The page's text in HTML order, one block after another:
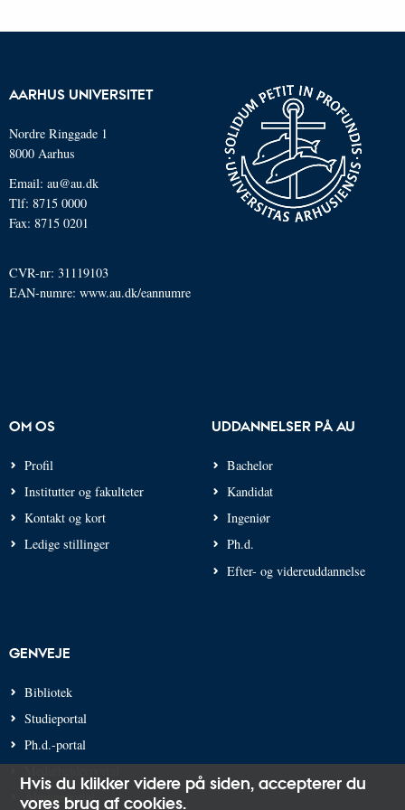
AARHUS UNIVERSITET
Nordre Ringgade 1
8000 Aarhus
Email: au@au.dk
Tlf: 8715 0000
Fax: 8715 0201
CVR-nr: 31119103
EAN-numre: www.au.dk/eannumre
OM OS
Profil
Institutter og fakulteter
Kontakt og kort
Ledige stillinger
UDDANNELSER PÅ AU
Bachelor
Kandidat
Ingeniør
Ph.d.
Efter- og videreuddannelse
GENVEJE
Bibliotek
Studieportal
Ph.d.-portal
Alumneportal
Hvis du klikker videre på siden, accepterer du
vores brug af cookies.